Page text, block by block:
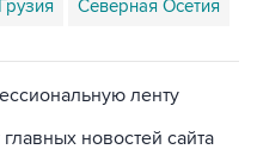
Грузия Северная Осетия
ленту
новостей сайта